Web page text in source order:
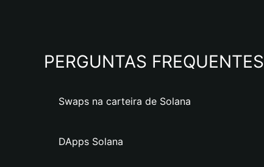
PERGUNTAS FREQUENTES
Swaps na carteira de Solana
DApps Solana